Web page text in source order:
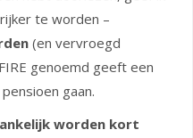
te worden –
(en vervroegd
genoemd geeft een
gaan.
worden kort